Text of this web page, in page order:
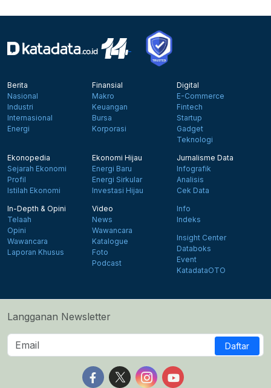
Berita
Nasional
Industri
Internasional
Energi
Finansial
Makro
Keuangan
Bursa
Korporasi
Digital
E-Commerce
Fintech
Startup
Gadget
Teknologi
Ekonopedia
Sejarah Ekonomi
Profil
Istilah Ekonomi
Ekonomi Hijau
Energi Baru
Energi Sirkular
Investasi Hijau
Jurnalisme Data
Infografik
Analisis
Cek Data
In-Depth & Opini
Telaah
Opini
Wawancara
Laporan Khusus
Video
News
Wawancara
Katalogue
Foto
Podcast
Info
Indeks
Insight Center
Databoks
Event
KatadataOTO
Langganan Newsletter
Daftar
Follow us on Facebook
Follow us on X
Follow us on Instagram
Follow us on